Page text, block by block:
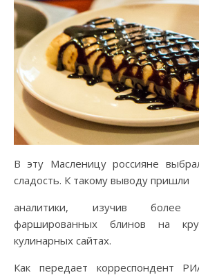
В эту Масленицу россияне
сладость. К такому выводу пришли
аналитики, изучив более
фаршированных блинов на
кулинарных сайтах.
Как передает корреспондент